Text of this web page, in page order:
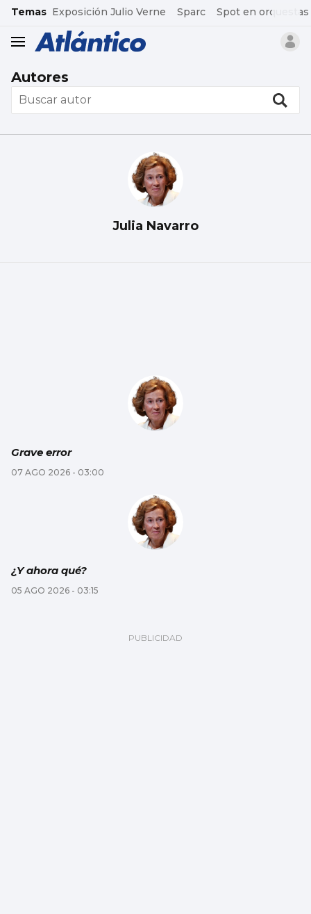
common.go-to-content
Temas Exposición Julio Verne Sparc Spot en orquestas
header.menu.open
Autores
Julia Navarro
Grave error
07 AGO 2026 - 03:00
¿Y ahora qué?
05 AGO 2026 - 03:15